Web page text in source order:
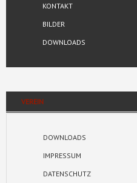
KONTAKT
BILDER
DOWNLOADS
VEREIN
DOWNLOADS
IMPRESSUM
DATENSCHUTZ